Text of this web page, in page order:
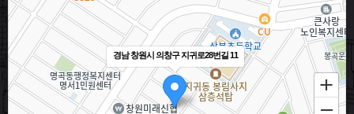
경남 창원시 의창구 지귀로28번길 11